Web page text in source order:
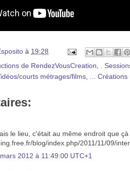
à 19:28
de RendezVousCreation .
courts métrages/films ... Créations
le lieu, c'était au même endroit que
blog/index.php/2011/11/09/
2012 à 11:49:00 UTC+1